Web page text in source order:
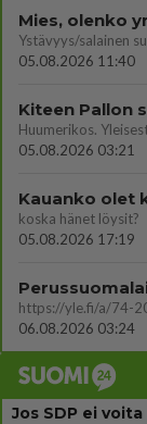
Mies, olenko
05.08.2026 11:40
05.08.2026 03:21
Kauanko olet
koska hänet löysit?
05.08.2026 17:19
06.08.2026 03:24